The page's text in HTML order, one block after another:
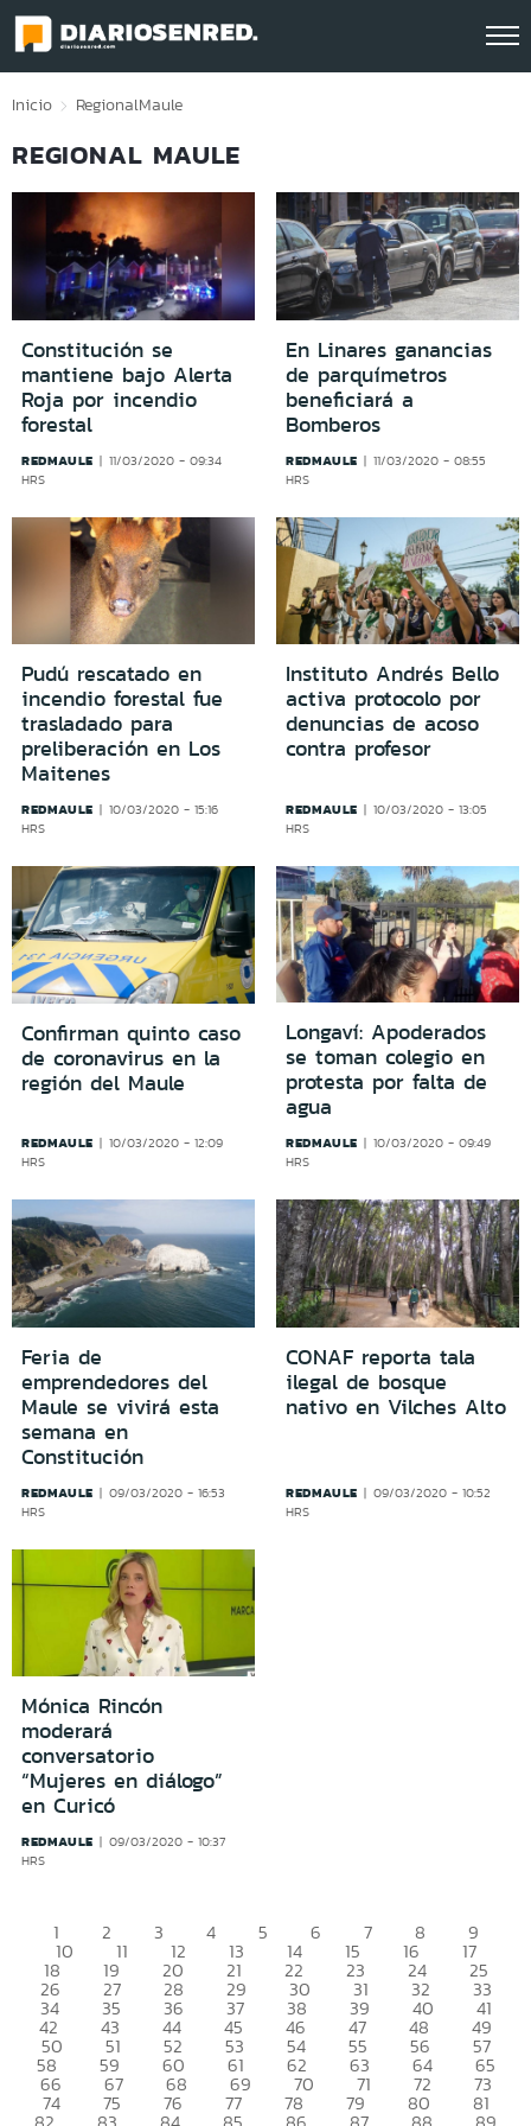
Click acá para ir directamente al contenido
Inicio RegionalMaule
REGIONAL MAULE
Constitución se
mantiene bajo Alerta
Roja por incendio
forestal
REDMAULE
11/03/2020 - 09:34
HRS
En Linares ganancias
de parquímetros
beneficiará a
Bomberos
REDMAULE
11/03/2020 - 08:55
HRS
Pudú rescatado en
incendio forestal fue
trasladado para
preliberación en Los
Maitenes
REDMAULE
10/03/2020 - 15:16
HRS
Instituto Andrés Bello
activa protocolo por
denuncias de acoso
contra profesor
REDMAULE
10/03/2020 - 13:05
HRS
Confirman quinto caso
de coronavirus en la
región del Maule
REDMAULE
10/03/2020 - 12:09
HRS
Longaví: Apoderados
se toman colegio en
protesta por falta de
agua
REDMAULE
10/03/2020 - 09:49
HRS
Feria de
emprendedores del
Maule se vivirá esta
semana en
Constitución
REDMAULE
09/03/2020 - 16:53
HRS
CONAF reporta tala
ilegal de bosque
nativo en Vilches Alto
REDMAULE
09/03/2020 - 10:52
HRS
Mónica Rincón
moderará
conversatorio
“Mujeres en diálogo”
en Curicó
REDMAULE
09/03/2020 - 10:37
HRS
1 2 3 4 5 6 7 8 9
10 11 12 13 14 15 16 17
18 19 20 21 22 23 24 25
26 27 28 29 30 31 32 33
34 35 36 37 38 39 40 41
42 43 44 45 46 47 48 49
50 51 52 53 54 55 56 57
58 59 60 61 62 63 64 65
66 67 68 69 70 71 72 73
74 75 76 77 78 79 80 81